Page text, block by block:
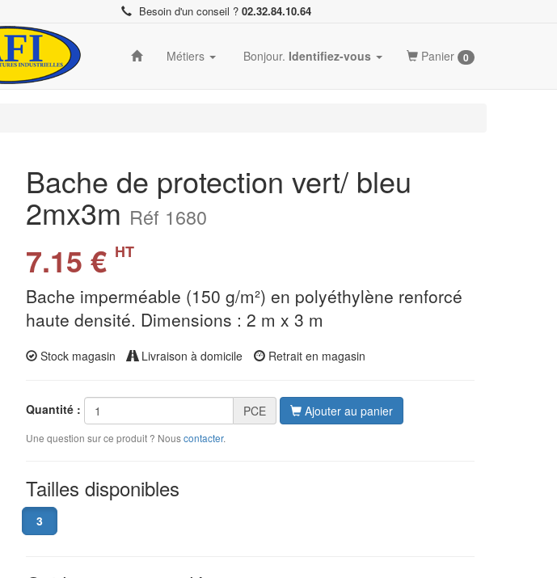
Besoin d'un conseil ? 02.32.84.10.64
Métiers Bonjour. Identifiez-vous Panier 0
Bache de protection vert/ bleu
2mx3m Réf 1680
7.15 € HT
Bache imperméable (150 g/m²) en polyéthylène renforcé
haute densité. Dimensions : 2 m x 3 m
Stock magasin Livraison à domicile Retrait en magasin
Quantité : PCE Ajouter au panier
Une question sur ce produit ? Nouscontacter.
Tailles disponibles
3